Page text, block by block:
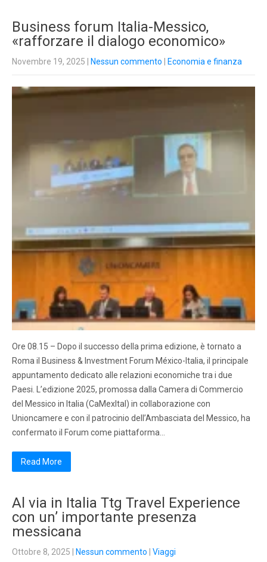
Business forum Italia-Messico,
«rafforzare il dialogo economico»
Novembre 19, 2025 Nessun commento Economia e finanza
Ore 08.15 – Dopo il successo della prima edizione, è tornato a
Roma il Business & Investment Forum México-Italia, il principale
appuntamento dedicato alle relazioni economiche tra i due
Paesi. L’edizione 2025, promossa dalla Camera di Commercio
del Messico in Italia (CaMexItal) in collaborazione con
Unioncamere e con il patrocinio dell’Ambasciata del Messico, ha
confermato il Forum come piattaforma…
Read More
Al via in Italia Ttg Travel Experience
con un’ importante presenza
messicana
Ottobre 8, 2025 Nessun commento Viaggi